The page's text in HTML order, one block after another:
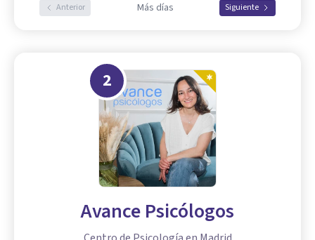
Anterior Más días Siguiente
2
Avance Psicólogos